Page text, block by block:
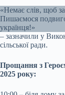
«Немає слів, щоб
Пишаємося
українця!»
– зазначили у
сільської ради.
Прощання з
2025 року: